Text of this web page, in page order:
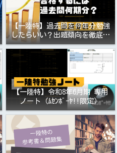
【一陸特】過去問を何年分勉強
したらいい？出題傾向を徹底分
析！令和8年6月期向け（第一級
陸上特殊無線技士）
【一陸特】令和8年6月期 専用
ノート（ﾑｾﾝﾎﾞｰﾔ!!限定）